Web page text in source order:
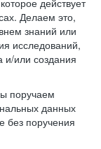
действует
Делаем это,
знаний или
исследований,
и/или создания
поручаем
данных
без поручения